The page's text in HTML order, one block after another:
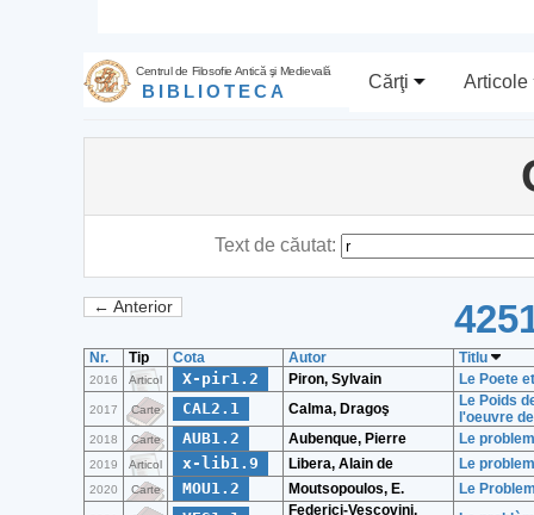
Centrul de Filosofie Antică şi Medievală
BIBLIOTECA Cărţi Articole
Text de căutat:
← Anterior
Nr. Tip Cota Autor Titlu
2016 Articol X-pir1.2 Piron, Sylvain Le Poete
2017 Carte CAL2.1 Calma, Dragoş
Le Poids
l'oeuvre
2018 Carte AUB1.2 Aubenque, Pierre Le
2019 Articol x-lib1.9 Libera, Alain de Le
2020 Carte MOU1.2 Moutsopoulos, E. Le
Federici-Vescovini,